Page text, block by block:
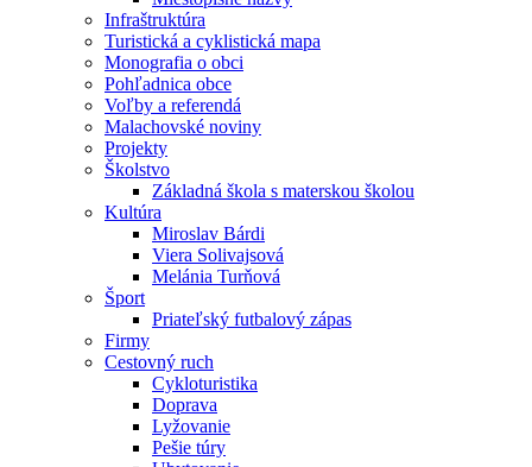
Infraštruktúra
Turistická a cyklistická mapa
Monografia o obci
Pohľadnica obce
Voľby a referendá
Malachovské noviny
Projekty
Školstvo
Základná škola s materskou školou
Kultúra
Miroslav Bárdi
Viera Solivajsová
Melánia Turňová
Šport
Priateľský futbalový zápas
Firmy
Cestovný ruch
Cykloturistika
Doprava
Lyžovanie
Pešie túry